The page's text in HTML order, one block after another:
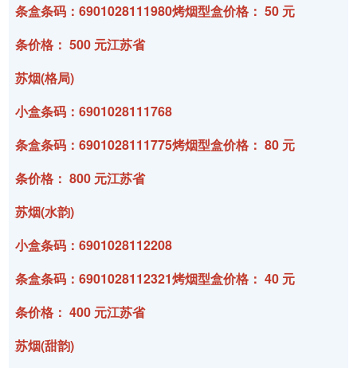
条盒条码：6901028111980烤烟型盒价格： 50 元
条价格： 500 元江苏省
苏烟(格局)
小盒条码：6901028111768
条盒条码：6901028111775烤烟型盒价格： 80 元
条价格： 800 元江苏省
苏烟(水韵)
小盒条码：6901028112208
条盒条码：6901028112321烤烟型盒价格： 40 元
条价格： 400 元江苏省
苏烟(甜韵)